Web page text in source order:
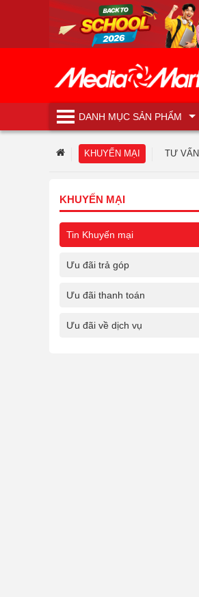
DANH MỤCSẢN PHẨM
KHUYẾN MẠI TƯ VẤN
KHUYẾN MẠI
Tin Khuyến mại
Ưu đãi trả góp
Ưu đãi thanh toán
Ưu đãi về dịch vụ